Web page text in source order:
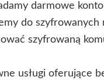
darmowe
do szyfrowanych
szyfrowaną
usługi oferujące